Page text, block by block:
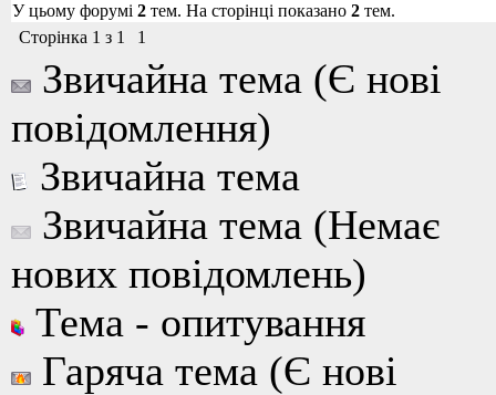
У цьому форумі 2 тем. На сторінці показано 2 тем.
Сторінка 1 з 1 1
Звичайна тема (Є нові
повідомлення)
Звичайна тема
Звичайна тема (Немає
нових повідомлень)
Тема - опитування
Гаряча тема (Є нові